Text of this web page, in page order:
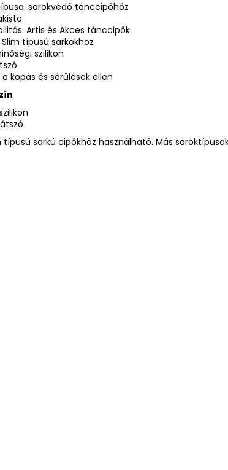
sarokvédő tánccipőhöz
Artis és Akces tánccipők
Slim típusú sarkokhoz
szilikon
a kopás és sérülések ellen
típusú sarkú cipőkhöz használható. Más